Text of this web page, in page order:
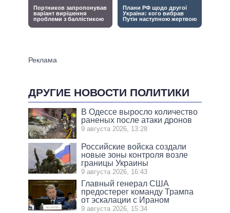
ДРУГИЕ НОВОСТИ ПОЛИТИКИ
В Одессе выросло количество
раненых после атаки дронов
9 августа 2026, 13:28
Российские войска создали
новые зоны контроля возле
границы Украины
9 августа 2026, 16:43
Главный генерал США
предостерег команду Трампа
от эскалации с Ираном
9 августа 2026, 15:34